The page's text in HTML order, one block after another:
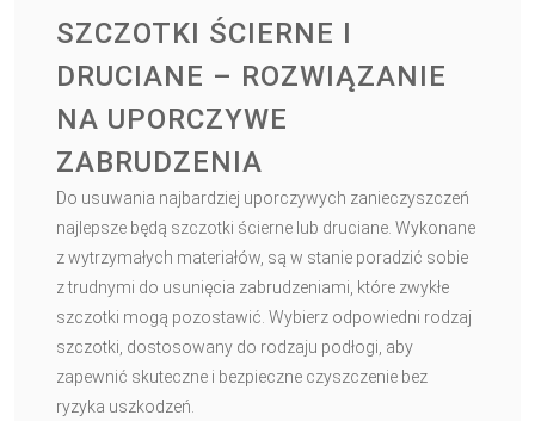
SZCZOTKI ŚCIERNE I
DRUCIANE – ROZWIĄZANIE
NA UPORCZYWE
ZABRUDZENIA
Do usuwania najbardziej uporczywych zanieczyszczeń
najlepsze będą szczotki ścierne lub druciane. Wykonane
z wytrzymałych materiałów, są w stanie poradzić sobie
z trudnymi do usunięcia zabrudzeniami, które zwykłe
szczotki mogą pozostawić. Wybierz odpowiedni rodzaj
szczotki, dostosowany do rodzaju podłogi, aby
zapewnić skuteczne i bezpieczne czyszczenie bez
ryzyka uszkodzeń.